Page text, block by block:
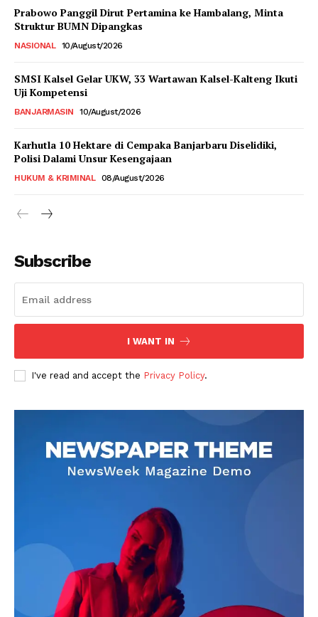
Prabowo Panggil Dirut Pertamina ke Hambalang, Minta
Struktur BUMN Dipangkas
NASIONAL 10/August/2026
SMSI Kalsel Gelar UKW, 33 Wartawan Kalsel-Kalteng Ikuti
Uji Kompetensi
BANJARMASIN 10/August/2026
Karhutla 10 Hektare di Cempaka Banjarbaru Diselidiki,
Polisi Dalami Unsur Kesengajaan
HUKUM & KRIMINAL 08/August/2026
Subscribe
I WANT IN
I've read and accept the Privacy Policy.